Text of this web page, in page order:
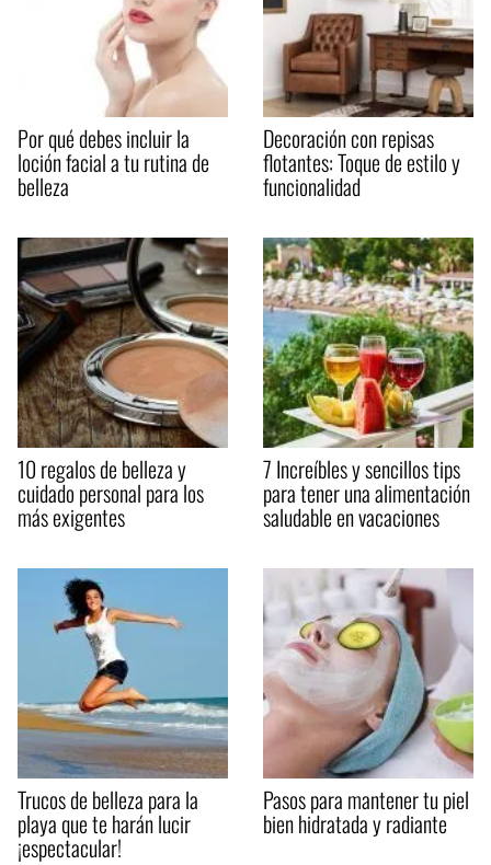
Por qué debes incluir la
loción facial a tu rutina de
belleza
Decoración con repisas
flotantes: Toque de estilo y
funcionalidad
10 regalos de belleza y
cuidado personal para los
más exigentes
7 Increíbles y sencillos tips
para tener una alimentación
saludable en vacaciones
Trucos de belleza para la
playa que te harán lucir
¡espectacular!
Pasos para mantener tu piel
bien hidratada y radiante